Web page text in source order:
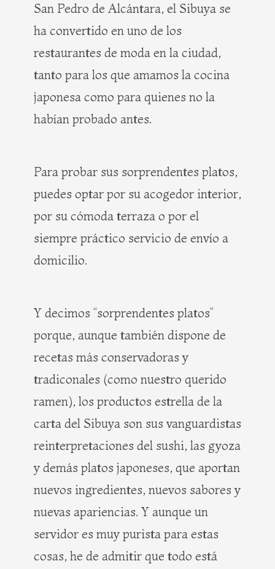
San Pedro de Alcántara, el Sibuya se
ha convertido en uno de los
restaurantes de moda en la ciudad,
tanto para los que amamos la cocina
japonesa como para quienes no la
habían probado antes.
Para probar sus sorprendentes platos,
puedes optar por su acogedor interior,
por su cómoda terraza o por el
siempre práctico servicio de envío a
domicilio.
Y decimos “sorprendentes platos”
porque, aunque también dispone de
recetas más conservadoras y
tradiconales (como nuestro querido
ramen), los productos estrella de la
carta del Sibuya son sus vanguardistas
reinterpretaciones del sushi, las gyoza
y demás platos japoneses, que aportan
nuevos ingredientes, nuevos sabores y
nuevas apariencias. Y aunque un
servidor es muy purista para estas
cosas, he de admitir que todo está